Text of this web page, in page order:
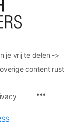
je vrij te delen ->
content rust